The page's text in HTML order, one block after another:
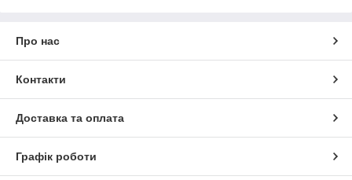
Про нас
Контакти
Доставка та оплата
Графік роботи